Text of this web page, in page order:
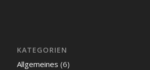
KATEGORIEN
Allgemeines (6)